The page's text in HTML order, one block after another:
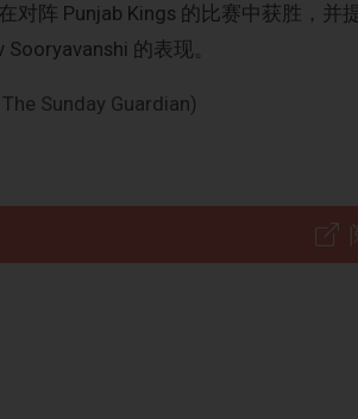
对阵 Punjab Kings 的比赛中获胜，并
Sooryavanshi 的表现。
Sunday Guardian)